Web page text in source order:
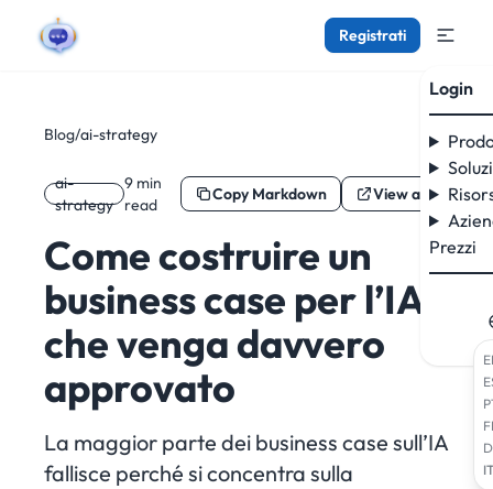
Registrati
Login
Prezzi
IT
Blog/ai-strategy
ai-
strategy
9 min
read
Copy Markdown View as
Come costruire un
business case per l’IA
che venga davvero
approvato
La maggior parte dei business case sull’IA
fallisce perché si concentra sulla